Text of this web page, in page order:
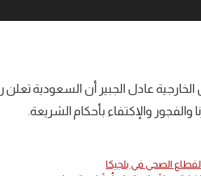
عادل الجبير أن السعودية تعلن
والفجور والإكتفاء بأحكام الشريعة.
الصحي في بلجيكا